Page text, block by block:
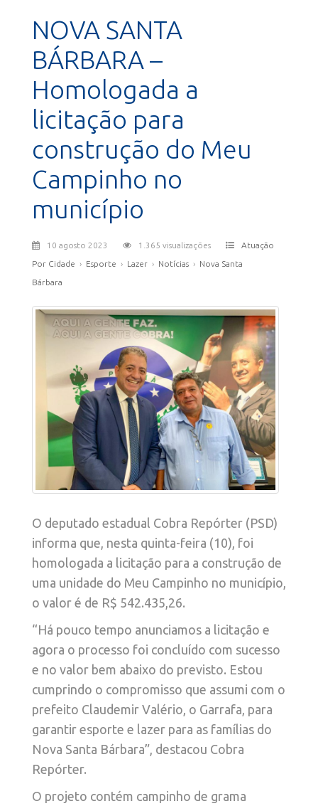
NOVA SANTA
BÁRBARA –
Homologada a
licitação para
construção do Meu
Campinho no
município
10 agosto 2023 1.365 visualizações
Atuação
Por Cidade › Esporte › Lazer › Notícias › Nova Santa
Bárbara
O deputado estadual Cobra Repórter (PSD)
informa que, nesta quinta-feira (10), foi
homologada a licitação para a construção de
uma unidade do Meu Campinho no município,
o valor é de R$ 542.435,26.
“Há pouco tempo anunciamos a licitação e
agora o processo foi concluído com sucesso
e no valor bem abaixo do previsto. Estou
cumprindo o compromisso que assumi com o
prefeito Claudemir Valério, o Garrafa, para
garantir esporte e lazer para as famílias do
Nova Santa Bárbara”, destacou Cobra
Repórter.
O projeto contém campinho de grama